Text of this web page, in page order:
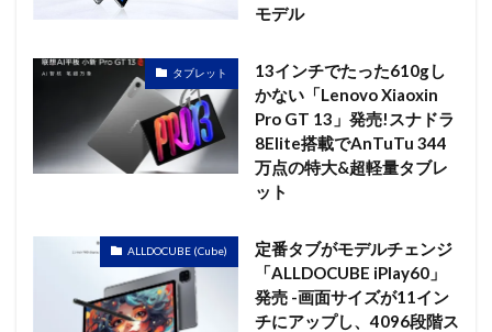
モデル
タブレット
13インチでたった610gし
かない「Lenovo Xiaoxin
Pro GT 13」発売!スナドラ
8Elite搭載でAnTuTu 344
万点の特大&超軽量タブレ
ット
ALLDOCUBE (Cube)
定番タブがモデルチェンジ
「ALLDOCUBE iPlay60」
発売 -画面サイズが11イン
チにアップし、4096段階ス